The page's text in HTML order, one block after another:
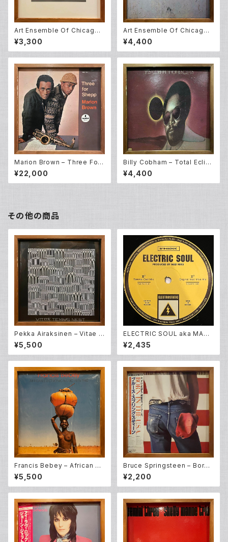
Art Ensemble Of Chicago –
Message To Our Folks (L
P)
¥3,300
Art Ensemble Of Chicago –
Full Force (LP)
¥4,400
Marion Brown – Three For
Shepp (LP)
¥22,000
Billy Cobham – Total Eclip
se (LP)
¥4,400
その他の商品
Pekka Airaksinen – Vitae T
ennis Nest (LP)
¥5,500
ELECTRIC SOUL aka MAD
MIKE - ELECTRIC SOUL EP
¥2,435
Francis Bebey – African El
ectronic Music 1975-1982
(2LP)
¥5,500
Bruce Springsteen – Born i
n The USA (LP)
¥2,200